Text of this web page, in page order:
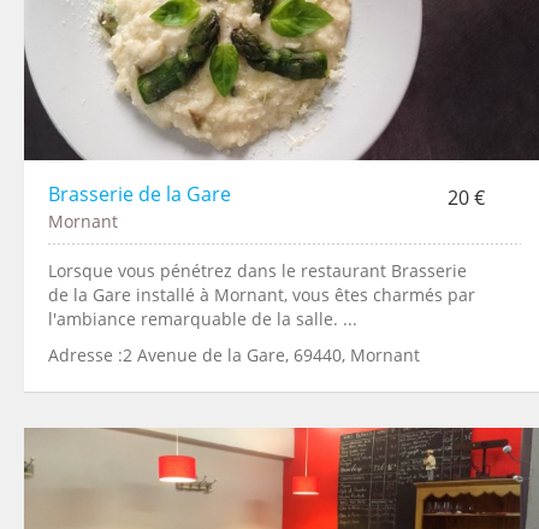
Brasserie de la Gare 20 €
Mornant
Lorsque vous pénétrez dans le restaurant Brasserie
de la Gare installé à Mornant, vous êtes charmés par
l'ambiance remarquable de la salle. ...
Adresse :2 Avenue de la Gare, 69440, Mornant